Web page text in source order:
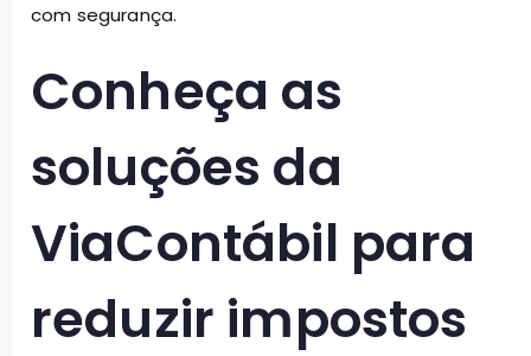
com segurança.
Conheça as
soluções da
ViaContábil para
reduzir impostos